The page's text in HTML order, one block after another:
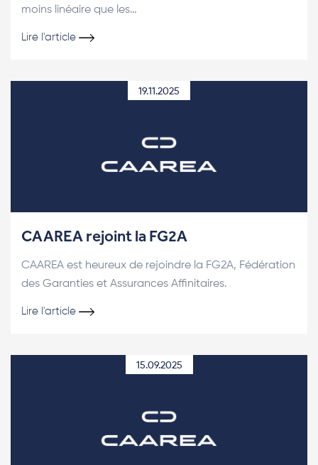
moins linéaire que les…
Lire l'article
19.11.2025
CAAREA rejoint la FG2A
CAAREA est heureux de rejoindre la FG2A, Fédération
des Garanties et Assurances Affinitaires.
Lire l'article
15.09.2025